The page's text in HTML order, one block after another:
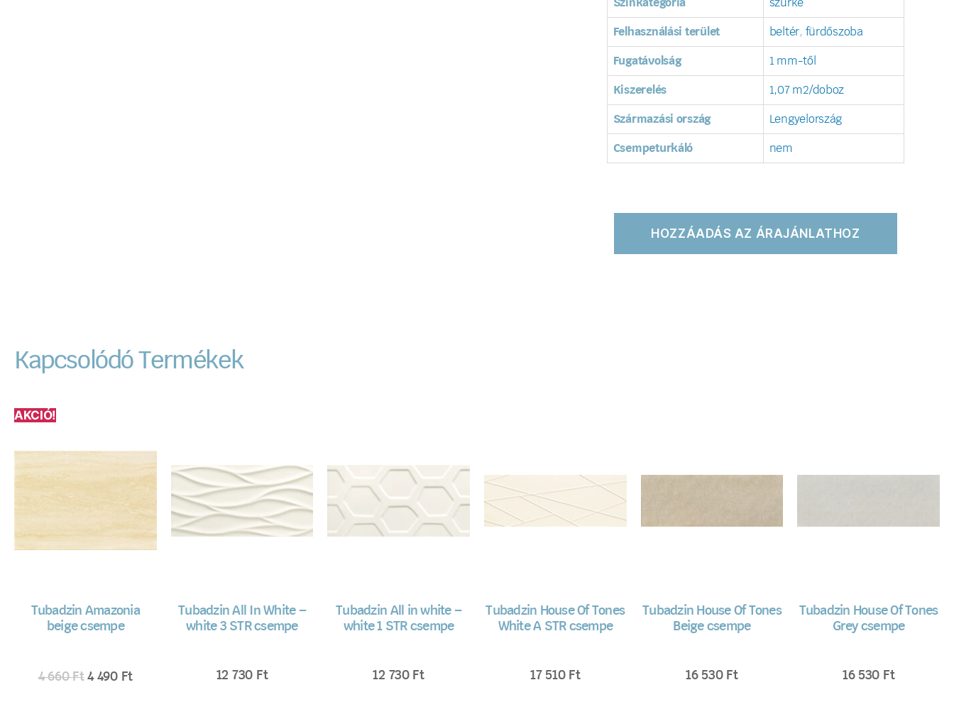
Színkategória szürke
Felhasználási terület beltér, fürdőszoba
Fugatávolság 1 mm-től
Kiszerelés 1,07 m2/doboz
Származási ország Lengyelország
Csempeturkáló nem
HOZZÁADÁS AZ ÁRAJÁNLATHOZ
Kapcsolódó Termékek
AKCIÓ!
Tubadzin Amazonia
beige csempe
4 660Ft 4 490 Ft
Tubadzin All In White –
white 3 STR csempe
12 730 Ft
Tubadzin All in white –
white 1 STR csempe
12 730 Ft
Tubadzin House Of Tones
White A STR csempe
17 510 Ft
Tubadzin House Of Tones
Beige csempe
16 530 Ft
Tubadzin House Of Tones
Grey csempe
16 530 Ft